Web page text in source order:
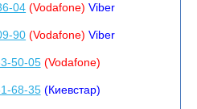
04 (Vodafone)Viber
90 (Vodafone)Viber
50-05(Vodafone)
68-35(Киевстар)